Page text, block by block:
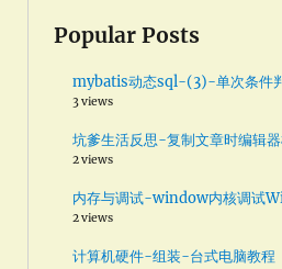
Popular Posts
mybatis动态sql-(3)-单次条件
3 views
坑爹生活反思-复制文章时编辑
2 views
内存与调试-window内核调试
2 views
计算机硬件-组装-台式电脑教程